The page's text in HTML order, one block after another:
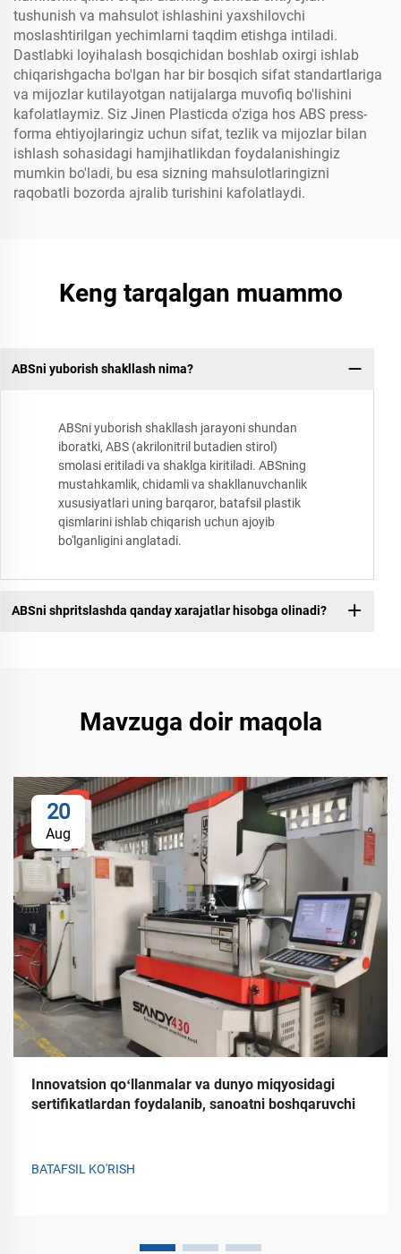
tushunish va mahsulot ishlashini yaxshilovchi
moslashtirilgan yechimlarni taqdim etishga intiladi.
Dastlabki loyihalash bosqichidan boshlab oxirgi ishlab
chiqarishgacha bo'lgan har bir bosqich sifat standartlariga
va mijozlar kutilayotgan natijalarga muvofiq bo'lishini
kafolatlaymiz. Siz Jinen Plasticda o'ziga hos ABS press-
forma ehtiyojlaringiz uchun sifat, tezlik va mijozlar bilan
ishlash sohasidagi hamjihatlikdan foydalanishingiz
mumkin bo'ladi, bu esa sizning mahsulotlaringizni
raqobatli bozorda ajralib turishini kafolatlaydi.
Keng tarqalgan muammo
ABSni yuborish shakllash nima?
ABSni yuborish shakllash jarayoni shundan
iboratki, ABS (akrilonitril butadien stirol)
smolasi eritiladi va shaklga kiritiladi. ABSning
mustahkamlik, chidamli va shakllanuvchanlik
xususiyatlari uning barqaror, batafsil plastik
qismlarini ishlab chiqarish uchun ajoyib
bo'lganligini anglatadi.
ABSni shpritslashda qanday xarajatlar hisobga olinadi?
Mavzuga doir maqola
20
Aug
Innovatsion qoʻllanmalar va dunyo miqyosidagi
sertifikatlardan foydalanib, sanoatni boshqaruvchi
BATAFSIL KO'RISH